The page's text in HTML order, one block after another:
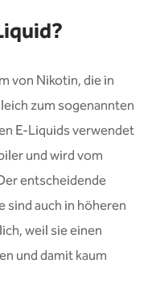
von Nikotin, die in
zum sogenannten
E-Liquids verwendet
und wird vom
entscheidende
auch in höheren
weil sie einen
und damit kaum